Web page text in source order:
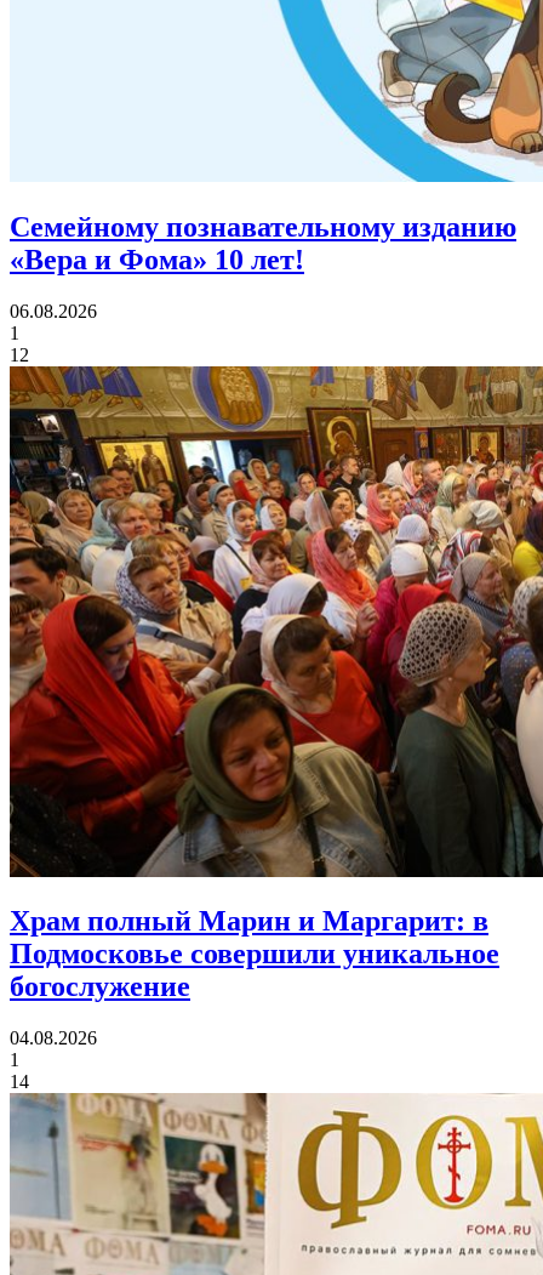
Семейному познавательному изданию
«Вера и Фома» 10 лет!
06.08.2026
1
12
Храм полный Марин и Маргарит: в
Подмосковье совершили уникальное
богослужение
04.08.2026
1
14